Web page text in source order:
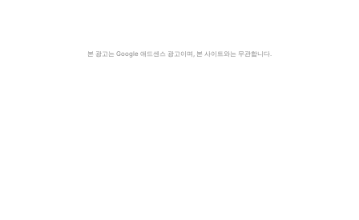
본 광고는 Google 애드센스 광고이며, 본 사이트와는 무관합니다.